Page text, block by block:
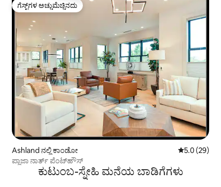
ಗೆಸ್ಟ್‌ಗಳ ಅಚ್ಚುಮೆಚ್ಚಿನದು
ಗೆಸ್ಟ್‌ಗಳ ಅಚ್ಚುಮೆಚ್ಚಿನದು
Ashland ನಲ್ಲಿ ಕಾಂಡೋ 5 ರಲ್ಲಿ 5.0
5.0 (29)
ಪ್ಲಾಜಾ ನಾರ್ತ್ ಪೆಂಟ್‌ಹೌಸ್
ಕುಟುಂಬ-ಸ್ನೇಹಿ ಮನೆಯ ಬಾಡಿಗೆಗಳು